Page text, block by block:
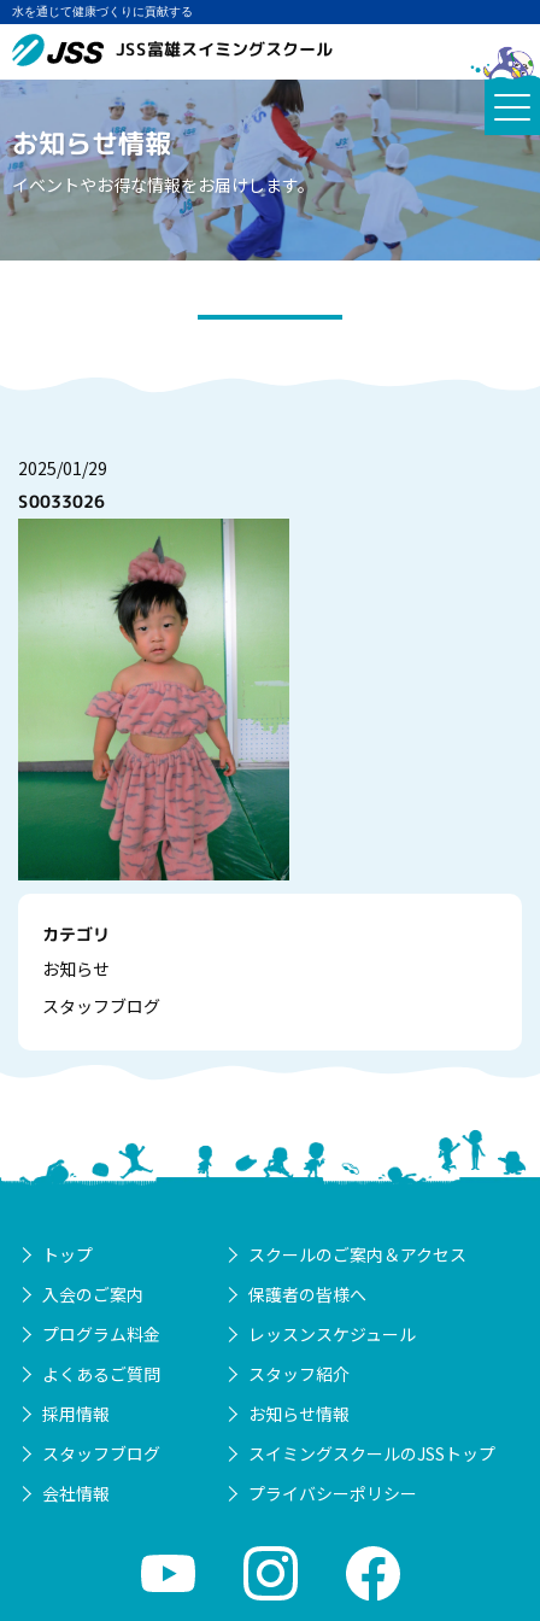
水を通じて健康づくりに貢献する
JSS富雄スイミングスクール
お知らせ情報
イベントやお得な情報をお届けします。
2025/01/29
S0033026
カテゴリ
お知らせ
スタッフブログ
トップ
スクールのご案内＆アクセス
入会のご案内
保護者の皆様へ
プログラム料金
レッスンスケジュール
よくあるご質問
スタッフ紹介
採用情報
お知らせ情報
スタッフブログ
スイミングスクールのJSSトップ
会社情報
プライバシーポリシー